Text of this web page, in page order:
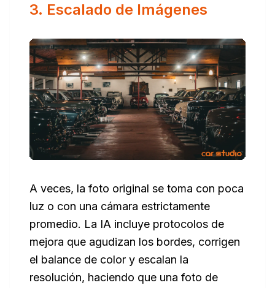
3. Escalado de Imágenes
A veces, la foto original se toma con poca
luz o con una cámara estrictamente
promedio. La IA incluye protocolos de
mejora que agudizan los bordes, corrigen
el balance de color y escalan la
resolución, haciendo que una foto de